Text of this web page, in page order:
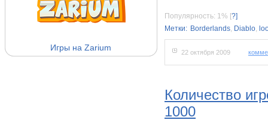
Игры на Zarium
Популярность: 1% [?]
Метки: Borderlands, Diablo,
22 октября 2009
Количество
1000